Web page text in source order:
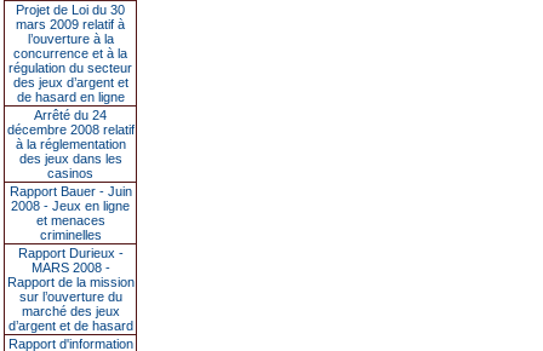
Projet de Loi du 30
mars 2009 relatif à
l’ouverture à la
concurrence et à la
régulation du secteur
des jeux d’argent et
de hasard en ligne
Arrêté du 24
décembre 2008 relatif
à la réglementation
des jeux dans les
casinos
Rapport Bauer - Juin
2008 - Jeux en ligne
et menaces
criminelles
Rapport Durieux -
MARS 2008 -
Rapport de la mission
sur l’ouverture du
marché des jeux
d’argent et de hasard
Rapport d'information